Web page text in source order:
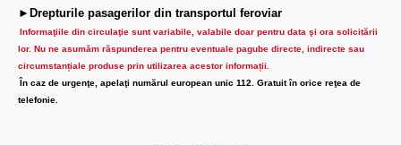
►Drepturile pasagerilor din transportul feroviar
Informaţiile din circulaţie sunt variabile, valabile doar pentru data şi ora solicitării
lor. Nu ne asumăm răspunderea pentru eventuale pagube directe, indirecte sau
circumstanțiale produse prin utilizarea acestor informații.
În caz de urgenţe, apelaţi numărul european unic 112. Gratuit în orice reţea de
telefonie.